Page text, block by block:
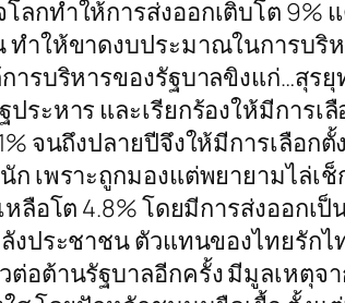
โลกทำให้การส่งออกเติบโต
ทำให้ขาดงบประมาณในการบริ
ารบริหารของรัฐบาลขิงแก่…สุร
ประหาร และเรียกร้องให้มีการ
จนถึงปลายปีจึงให้มีการเลือ
เพราะถูกมองแต่พยายามไล่เช็
หลือโต 4.8% โดยมีการส่งออก
งประชาชน ตัวแทนของไทยรัก
ต่อต้านรัฐบาลอีกครั้ง มีมูลเหตุ